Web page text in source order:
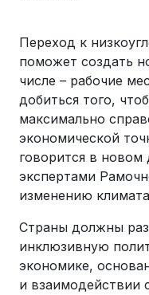
Переход к
поможет создать
числе – рабочие
добиться того,
максимально
экономической
говорится в
экспертами
изменению
Страны должны
инклюзивную
экономике,
и взаимодействии